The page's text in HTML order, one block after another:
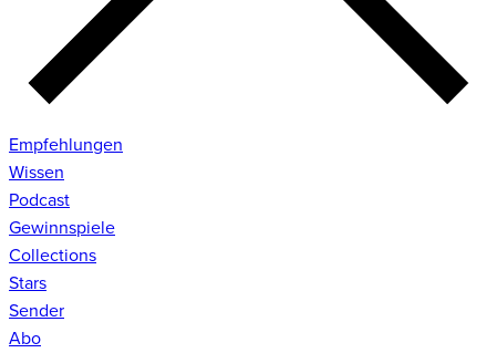
Empfehlungen
Wissen
Podcast
Gewinnspiele
Collections
Stars
Sender
Abo